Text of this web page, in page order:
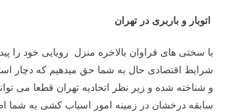
اتوبار و باربری در تهران
با سختی های فراوان بالاخره منزل رویایی خود را
شرایط اقتصادی حال به شما حق میدهیم که دچار
و شناخته شده و زیر نظر اتحادیه تهران قطعا می
سابقه درخشان در زمینه امور اسباب کشی به شما